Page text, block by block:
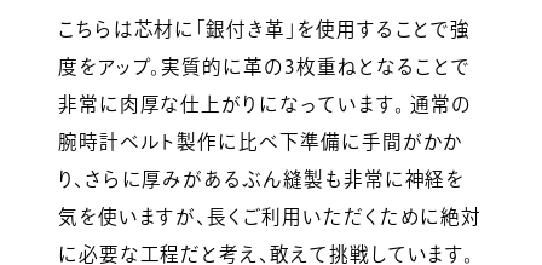
こちらは芯材に「銀付き革」を使用することで強
度をアップ。実質的に革の3枚重ねとなることで
非常に肉厚な仕上がりになっています。 通常の
腕時計ベルト製作に比べ下準備に手間がかか
り、さらに厚みがあるぶん縫製も非常に神経を
気を使いますが、長くご利用いただくために絶対
に必要な工程だと考え、敢えて挑戦しています。